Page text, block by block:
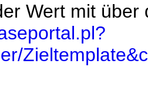
Wert mit über